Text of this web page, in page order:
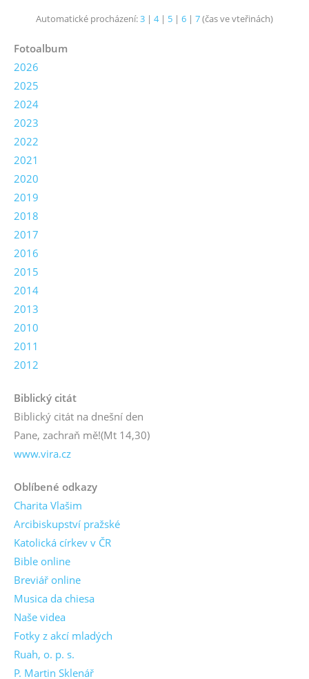
Automatické procházení:3 | 4| 5 | 6 | 7(čas ve vteřinách)
Fotoalbum
2026
2025
2024
2023
2022
2021
2020
2019
2018
2017
2016
2015
2014
2013
2010
2011
2012
Biblický citát
Biblický citát na dnešní den
Pane, zachraň mě!(Mt 14,30)
www.vira.cz
Oblíbené odkazy
Charita Vlašim
Arcibiskupství pražské
Katolická církev v ČR
Bible online
Breviář online
Musica da chiesa
Naše videa
Fotky z akcí mladých
Ruah, o. p. s.
P. Martin Sklenář